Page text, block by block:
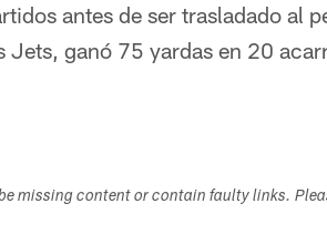
antes de ser trasladado al
ganó 75 yardas en 20
missing content or contain faulty links.